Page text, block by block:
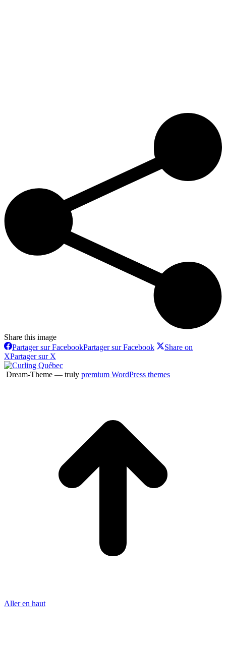
Share this image
Partager sur FacebookPartager sur Facebook
Share on
XPartager sur X
Dream-Theme — truly premium WordPress themes
Aller en haut